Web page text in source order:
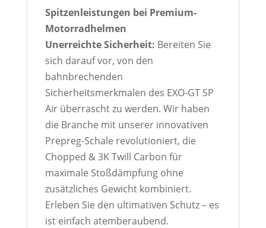
Spitzenleistungen bei Premium-
Motorradhelmen
Unerreichte Sicherheit: Bereiten Sie
sich darauf vor, von den
bahnbrechenden
Sicherheitsmerkmalen des EXO-GT SP
Air überrascht zu werden. Wir haben
die Branche mit unserer innovativen
Prepreg-Schale revolutioniert, die
Chopped & 3K Twill Carbon für
maximale Stoßdämpfung ohne
zusätzliches Gewicht kombiniert.
Erleben Sie den ultimativen Schutz – es
ist einfach atemberaubend.